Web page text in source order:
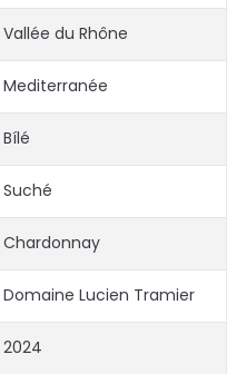
Vallée du Rhône
Mediterranée
Bílé
Suché
Chardonnay
Domaine Lucien Tramier
2024